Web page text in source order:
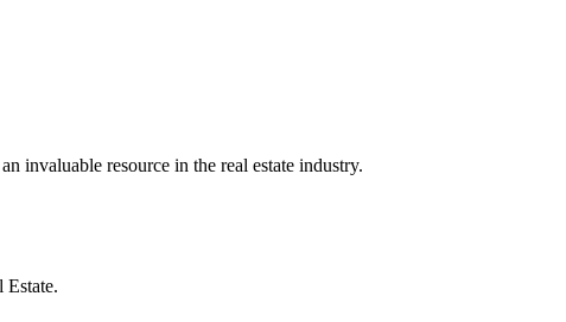
invaluable resource in the real estate industry.
Estate.